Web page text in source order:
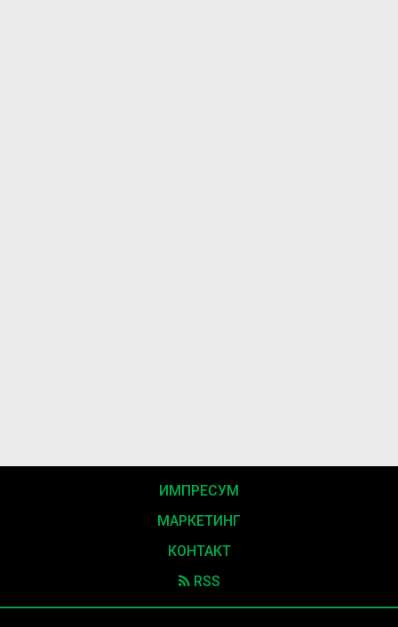
ИМПРЕСУМ
МАРКЕТИНГ
КОНТАКТ
RSS